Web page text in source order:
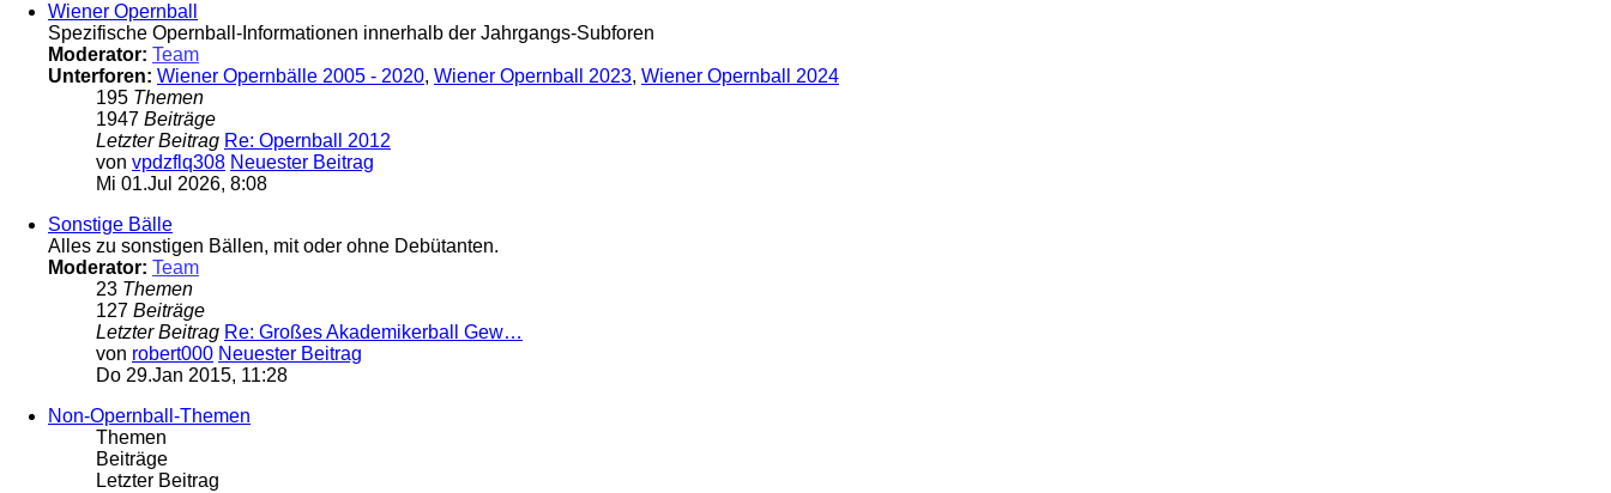
Wiener Opernball
Spezifische Opernball-Informationen innerhalb der Jahrgangs-Subforen
Moderator: Team
Unterforen: Wiener Opernbälle 2005 - 2020, Wiener Opernball 2023, Wiener Opernball 2024
195 Themen
1947 Beiträge
Letzter Beitrag Re: Opernball 2012
von vpdzflq308 Neuester Beitrag
Mi 01.Jul 2026, 8:08
Sonstige Bälle
Alles zu sonstigen Bällen, mit oder ohne Debütanten.
Moderator: Team
23 Themen
127 Beiträge
Letzter Beitrag Re: Großes Akademikerball Gew…
von robert000 Neuester Beitrag
Do 29.Jan 2015, 11:28
Non-Opernball-Themen
Themen
Beiträge
Letzter Beitrag